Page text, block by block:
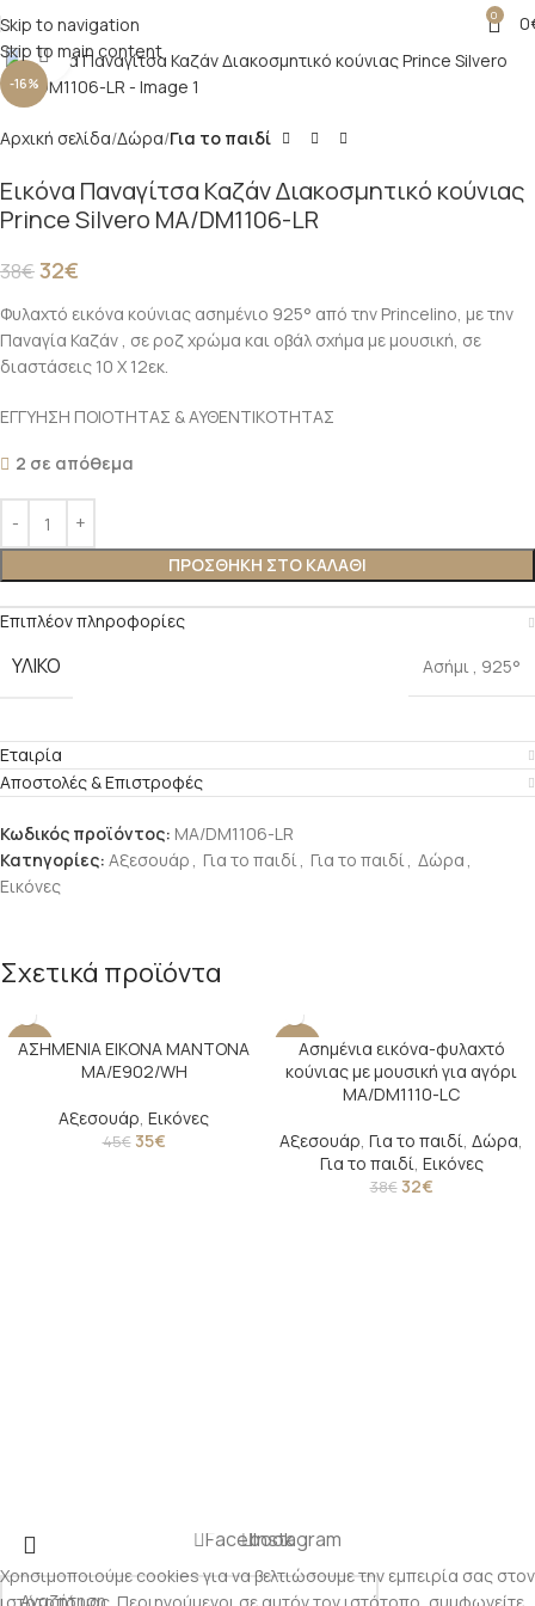
Skip to navigation
Skip to main content
0 0
-16%
Click to enlarge
Αρχική σελίδα Δώρα Για το παιδί
Εικόνα Παναγίτσα Καζάν Διακοσμητικό κούνιας
Prince Silvero MA/DM1106-LR
38€32€
Φυλαχτό εικόνα κούνιας ασημένιο 925° από την Princelino, με την
Παναγία Καζάν , σε ροζ χρώμα και οβάλ σχήμα με μουσική, σε
διαστάσεις 10 X 12εκ.
ΕΓΓΥΗΣΗ ΠΟΙΟΤΗΤΑΣ & ΑΥΘΕΝΤΙΚΟΤΗΤΑΣ
2 σε απόθεμα
ΠΡΟΣΘΉΚΗ ΣΤΟ ΚΑΛΆΘΙ
Επιπλέον πληροφορίες
ΥΛΙΚΌ Ασήμι , 925°
Εταιρία
Αποστολές & Επιστροφές
Κωδικός προϊόντος: MA/DM1106-LR
Κατηγορίες: Αξεσουάρ , Για το παιδί, Για το παιδί, Δώρα ,
Εικόνες
Σχετικά προϊόντα
-22%
ΑΣΗΜΕΝΙΑ ΕΙΚΟΝΑ ΜΑΝΤΟΝΑ
MA/E902/WH
Αξεσουάρ, Εικόνες
45€ 35€
-16%
Ασημένια εικόνα-φυλαχτό
κούνιας με μουσική για αγόρι
MA/DM1110-LC
Αξεσουάρ, Για το παιδί, Δώρα,
Για το παιδί, Εικόνες
38€ 32€
FacebookInstagram
Χρησιμοποιούμε cookies για να βελτιώσουμε την εμπειρία σας στον